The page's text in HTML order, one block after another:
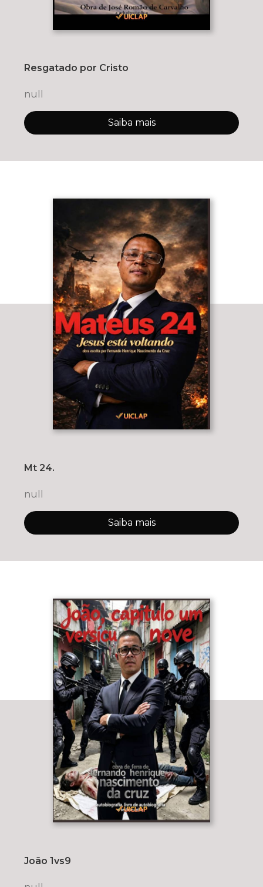
Resgatado por Cristo
null
Saiba mais
Mt 24.
null
Saiba mais
João 1vs9